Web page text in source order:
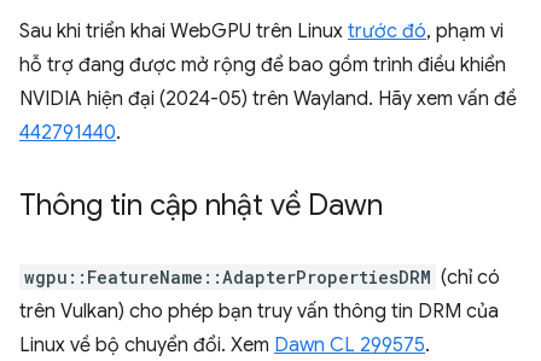
Sau khi triển khai WebGPU trên Linux trước đó, phạm vi
hỗ trợ đang được mở rộng để bao gồm trình điều khiển
NVIDIA hiện đại (2024-05) trên Wayland. Hãy xem vấn đề
442791440.
Thông tin cập nhật về Dawn
wgpu::FeatureName::AdapterPropertiesDRM (chỉ có
trên Vulkan) cho phép bạn truy vấn thông tin DRM của
Linux về bộ chuyển đổi. Xem Dawn CL 299575.